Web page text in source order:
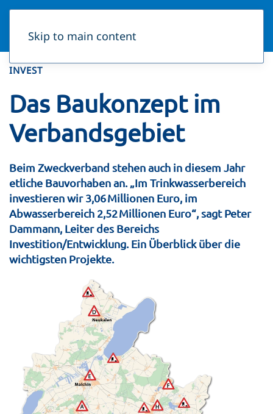
Skip to main content
INVEST
Das Baukonzept im
Verbandsgebiet
Beim Zweckverband stehen auch in diesem Jahr
etliche Bauvorhaben an. „Im Trinkwasserbereich
investieren wir 3,06 Millionen Euro, im
Abwasserbereich 2,52 Millionen Euro“, sagt Peter
Dammann, Leiter des Bereichs
Investition/Entwicklung. Ein Überblick über die
wichtigsten Projekte.